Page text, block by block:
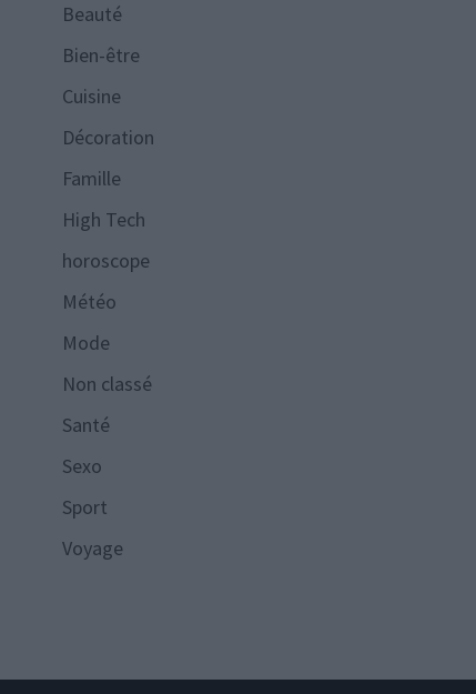
Beauté
Bien-être
Cuisine
Décoration
Famille
High Tech
horoscope
Météo
Mode
Non classé
Santé
Sexo
Sport
Voyage